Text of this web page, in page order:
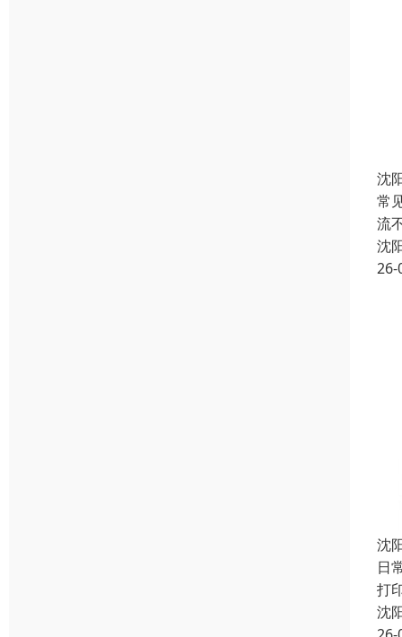
沈
常
流
沈
26-
沈
日
打
沈